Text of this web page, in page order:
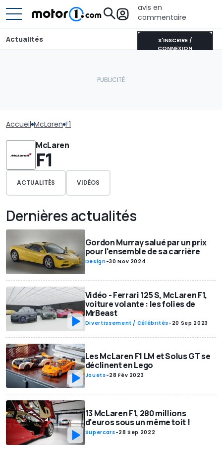
avis en
commentaire
S'INSCRIRE /
CONNEXION
Actualités
Accueil McLaren F1
McLaren
F1
ACTUALITÉS VIDÉOS
Dernières actualités
Gordon Murray salué par un prix
pour l'ensemble de sa carrière
Design-30 Nov 2024
Vidéo - Ferrari 125 S, McLaren F1,
voiture volante : les folies de
MrBeast
Divertissement / Célébrités- 20 Sep 2023
Les McLaren F1 LM et Solus GT se
déclinent en Lego
Jouets-28 Fév 2023
13 McLaren F1, 280 millions
d'euros sous un même toit !
Supercars-28 Sep 2022